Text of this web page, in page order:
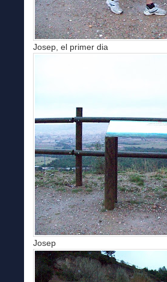
Josep, el primer dia
Josep